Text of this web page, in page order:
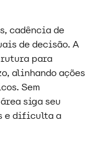
cadência de
de decisão. A
para
alinhando ações
Sem
siga seu
e dificulta a